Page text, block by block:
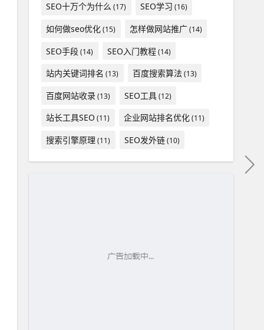
SEO十万个为什么 (17) SEO学习 (16)
如何做seo优化(15) 怎样做网站推广(14)
SEO手段(14) SEO入门教程(14)
站内关键词排名 (13) 百度搜索算法(13)
百度网站收录(13) SEO工具(12)
站长工具SEO (11) 企业网站排名优化(11)
搜索引擎原理 (11) SEO发外链(10)